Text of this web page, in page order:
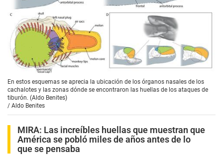
En estos esquemas se aprecia la ubicación de los órganos nasales de los
cachalotes y las zonas dónde se encontraron las huellas de los ataques de
tiburón. (Aldo Benites)
/ Aldo Benites
MIRA: Las increíbles huellas que muestran que
América se pobló miles de años antes de lo
que se pensaba